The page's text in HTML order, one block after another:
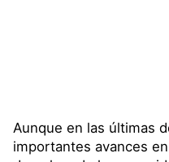
Aunque en las últimas
importantes avances